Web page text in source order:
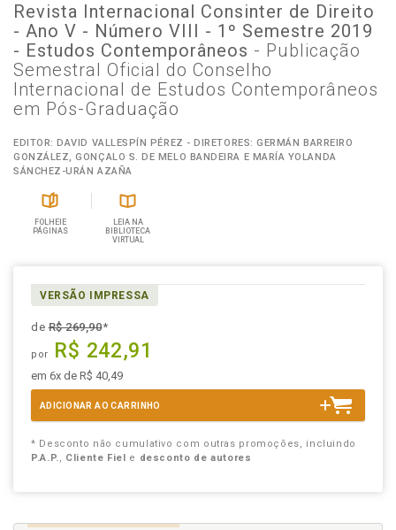
Revista Internacional Consinter de Direito
- Ano V - Número VIII - 1º Semestre 2019
- Estudos Contemporâneos - Publicação
Semestral Oficial do Conselho
Internacional de Estudos Contemporâneos
em Pós-Graduação
EDITOR: DAVID VALLESPÍN PÉREZ - DIRETORES: GERMÁN BARREIRO
GONZÁLEZ, GONÇALO S. DE MELO BANDEIRA E MARÍA YOLANDA
SÁNCHEZ-URÁN AZAÑA
FOLHEIE
PÁGINAS
LEIA NA
BIBLIOTECA
VIRTUAL
VERSÃO IMPRESSA
deR$ 269,90*
por R$ 242,91
em 6x de R$ 40,49
ADICIONAR AO CARRINHO
* Desconto não cumulativo com outras promoções, incluindo
P.A.P., Cliente Fiel e desconto de autores